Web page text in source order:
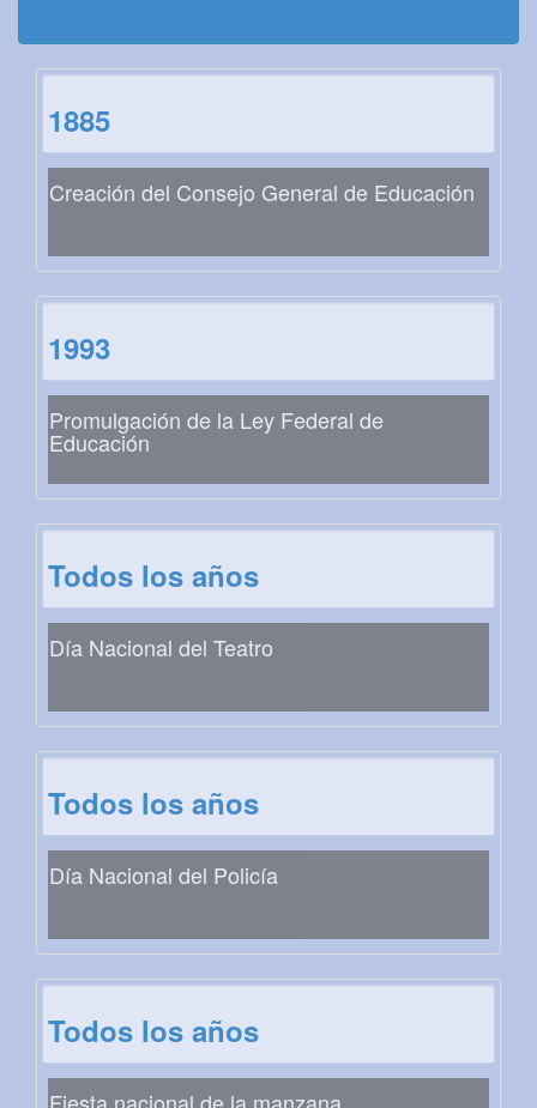
1885
Creación del Consejo General de Educación
1993
Promulgación de la Ley Federal de
Educación
Todos los años
Día Nacional del Teatro
Todos los años
Día Nacional del Policía
Todos los años